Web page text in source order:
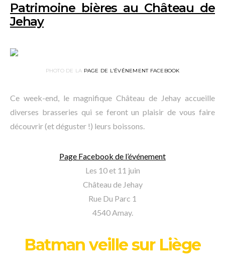
Patrimoine bières au Château de
Jehay
PHOTO DE LA PAGE DE L’ÉVÉNEMENT FACEBOOK
Ce week-end, le magnifique Château de Jehay accueille
diverses brasseries qui se feront un plaisir de vous faire
découvrir (et déguster !) leurs boissons.
Page Facebook de l’événement
Les 10 et 11 juin
Château de Jehay
Rue Du Parc 1
4540 Amay.
Batman veille sur Liège